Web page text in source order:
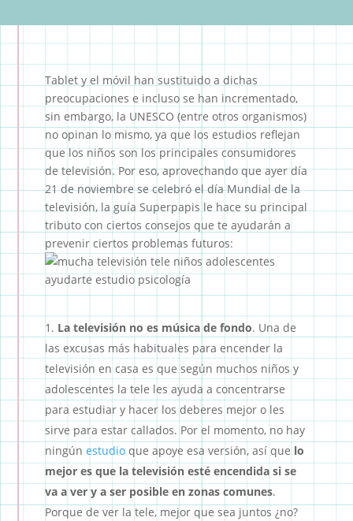
Tablet y el móvil han sustituido a dichas
preocupaciones e incluso se han incrementado,
sin embargo, la UNESCO (entre otros organismos)
no opinan lo mismo, ya que los estudios reflejan
que los niños son los principales consumidores
de televisión. Por eso, aprovechando que ayer día
21 de noviembre se celebró el día Mundial de la
televisión, la guía Superpapis le hace su principal
tributo con ciertos consejos que te ayudarán a
prevenir ciertos problemas futuros:
La televisión no es música de fondo. Una de
las excusas más habituales para encender la
televisión en casa es que según muchos niños y
adolescentes la tele les ayuda a concentrarse
para estudiar y hacer los deberes mejor o les
sirve para estar callados. Por el momento, no hay
ningún estudioque apoye esa versión, así que lo
mejor es que la televisión esté encendida si se
va a ver y a ser posible en zonas comunes.
Porque de ver la tele, mejor que sea juntos ¿no?